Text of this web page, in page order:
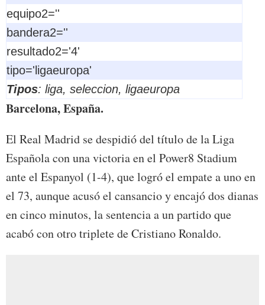
equipo2=''
bandera2=''
resultado2='4'
tipo='ligaeuropa'
Tipos: liga, seleccion, ligaeuropa
Barcelona, España.
El Real Madrid se despidió del título de la Liga
Española con una victoria en el Power8 Stadium
ante el Espanyol (1-4), que logró el empate a uno en
el 73, aunque acusó el cansancio y encajó dos dianas
en cinco minutos, la sentencia a un partido que
acabó con otro triplete de Cristiano Ronaldo.